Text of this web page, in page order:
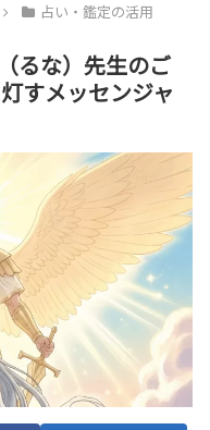
占い・鑑定の活用
るな）先生のご
すメッセンジャ